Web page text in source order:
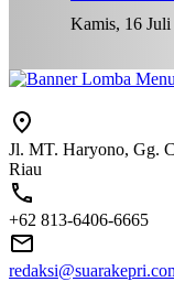
Kamis, 16 Juli
Jl. MT. Haryono, Gg.
Riau
+62 813-6406-6665